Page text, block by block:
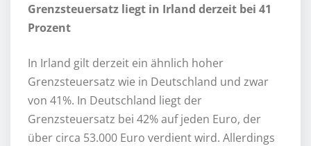
Grenzsteuersatz liegt in Irland derzeit bei 41
Prozent
In Irland gilt derzeit ein ähnlich hoher
Grenzsteuersatz wie in Deutschland und zwar
von 41%. In Deutschland liegt der
Grenzsteuersatz bei 42% auf jeden Euro, der
über circa 53.000 Euro verdient wird. Allerdings